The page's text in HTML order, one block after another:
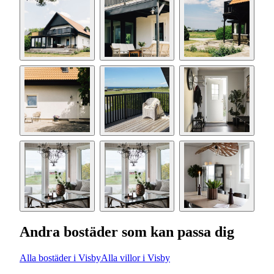
Andra bostäder som kan passa dig
Alla bostäder i VisbyAlla villor i Visby